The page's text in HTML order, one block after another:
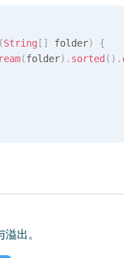
(String [ ] folder)
{
(folder) . sorted ( ) .
出。